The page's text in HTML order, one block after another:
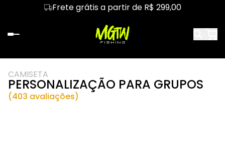
Frete grátis a partir de R$ 299,00
CAMISETA
PERSONALIZAÇÃO PARA GRUPOS
(403 avaliações)